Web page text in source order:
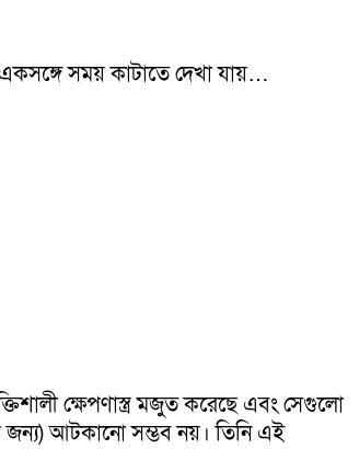
একসঙ্গে সময় কাটাতে দেখা যায়…
ক্ষেপণাস্ত্র মজুত করেছে এবং সেগুলো
জন্য) আটকানো সম্ভব নয়। তিনি এই